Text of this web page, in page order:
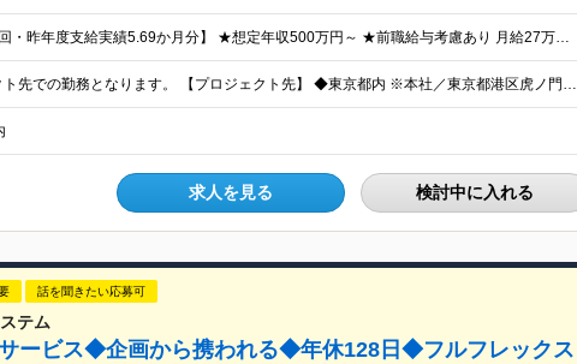
【賞与年3回・昨年度支給実績5.69か月分】 ★想定年収500万円～ ★前職給与考慮あり 月給27万円～59万円 +残業代全額支給(1分単位、監督職以下) +人事評価による賞与年2回（4月/10月）
プロジェクト先での勤務となります。 【プロジェクト先】 ◆東京都内 ※本社／東京都港区虎ノ門5-13-1 虎ノ門40MTビル 8F ※原則として転居を伴う転勤はありません ※(変更の範囲)上記を除
求人を見る 検討中に入れる
話を聞きたい応募可
テム
ービス◆企画から携われる◆年休128日◆フルフレックス